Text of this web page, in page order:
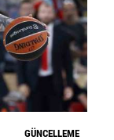
GÜNCELLEME